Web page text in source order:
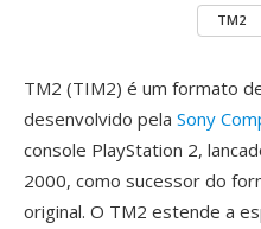
TM2
TM2 (TIM2) é um formato
desenvolvido pela Sony
console PlayStation 2,
2000, como sucessor do
original. O TM2 estende a